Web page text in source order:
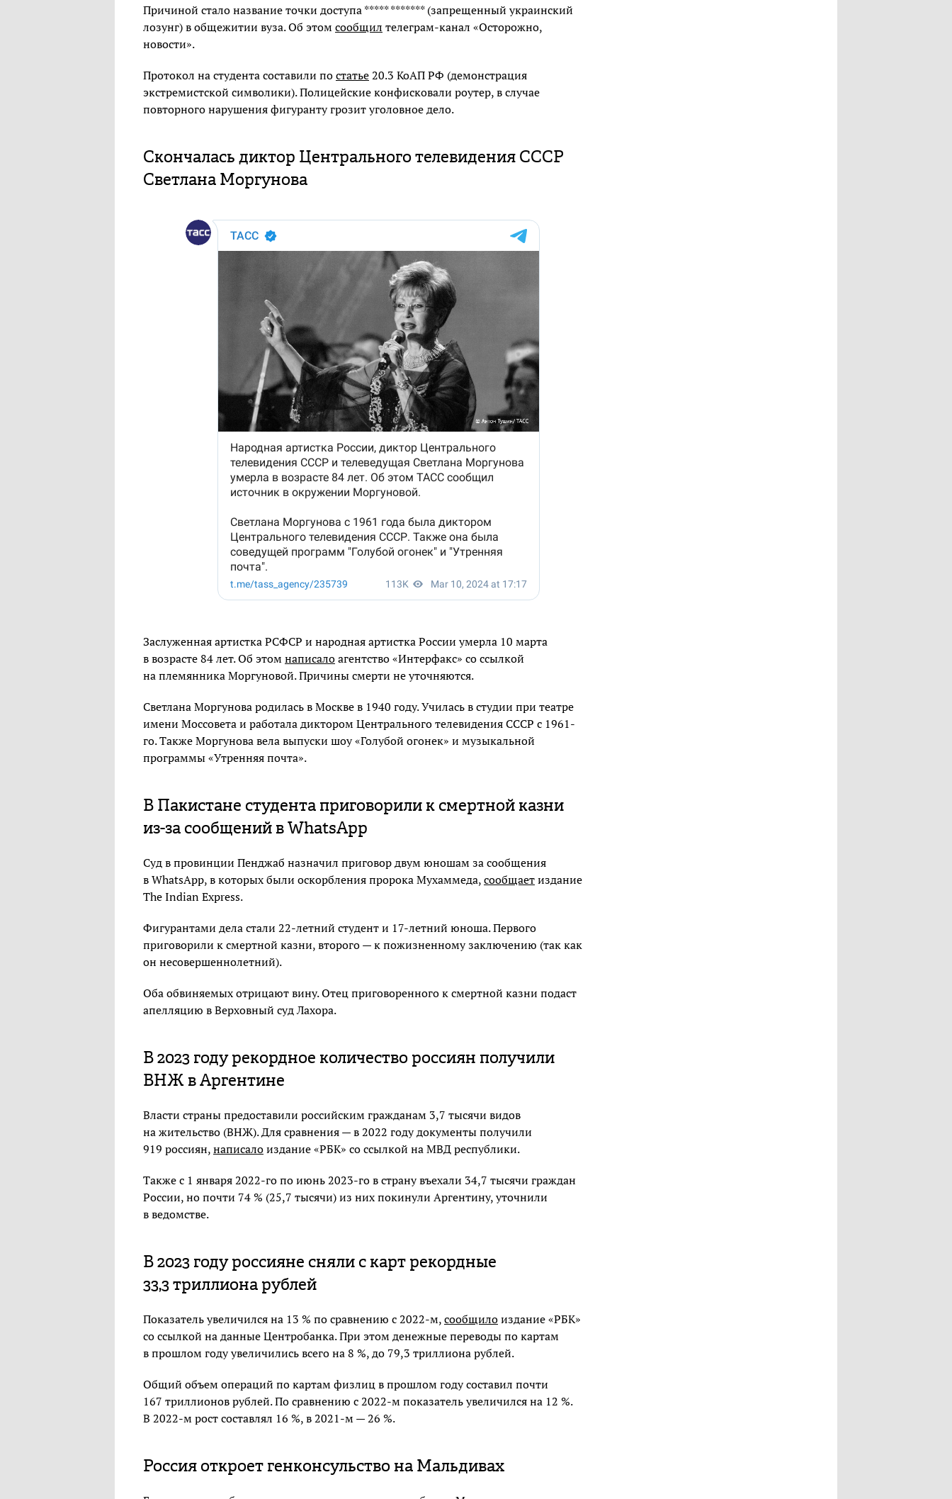
Причиной стало название точки доступа ***** ******* (запрещенный украинский
лозунг) в общежитии вуза. Об этомсообщил телеграм-канал «Осторожно,
новости».
Протокол на студента составили постатье20.3 КоАП РФ (демонстрация
экстремистской символики). Полицейские конфисковали роутер, в случае
повторного нарушения фигуранту грозит уголовное дело.
Скончалась диктор Центрального телевидения СССР
Светлана Моргунова
Заслуженная артистка РСФСР и народная артистка России умерла 10 марта
в возрасте 84 лет. Об этомнаписалоагентство «Интерфакс» со ссылкой
на племянника Моргуновой. Причины смерти не уточняются.
Светлана Моргунова родилась в Москве в 1940 году. Училась в студии при театре
имени Моссовета и работала диктором Центрального телевидения СССР с 1961-
го. Также Моргунова вела выпуски шоу «Голубой огонек» и музыкальной
программы «Утренняя почта».
В Пакистане студента приговорили к смертной казни
из-за сообщений в WhatsApp
Суд в провинции Пенджаб назначил приговор двум юношам за сообщения
в WhatsApp, в которых были оскорбления пророка Мухаммеда,сообщаетиздание
The Indian Express.
Фигурантами дела стали 22-летний студент и 17-летний юноша. Первого
приговорили к смертной казни, второго — к пожизненному заключению (так как
он несовершеннолетний).
Оба обвиняемых отрицают вину. Отец приговоренного к смертной казни подаст
апелляцию в Верховный суд Лахора.
В 2023 году рекордное количество россиян получили
ВНЖ в Аргентине
Власти страны предоставили российским гражданам 3,7 тысячи видов
на жительство (ВНЖ). Для сравнения — в 2022 году документы получили
919 россиян,написалоиздание «РБК» со ссылкой на МВД республики.
Также с 1 января 2022-го по июнь 2023-го в страну въехали 34,7 тысячи граждан
России, но почти 74 % (25,7 тысячи) из них покинули Аргентину, уточнили
в ведомстве.
В 2023 году россияне сняли с карт рекордные
33,3 триллиона рублей
Показатель увеличился на 13 % по сравнению с 2022-м,сообщилоиздание «РБК»
со ссылкой на данные Центробанка. При этом денежные переводы по картам
в прошлом году увеличились всего на 8 %, до 79,3 триллиона рублей.
Общий объем операций по картам физлиц в прошлом году составил почти
167 триллионов рублей. По сравнению с 2022-м показатель увеличился на 12 %.
В 2022-м рост составлял 16 %, в 2021-м — 26 %.
Россия откроет генконсульство на Мальдивах